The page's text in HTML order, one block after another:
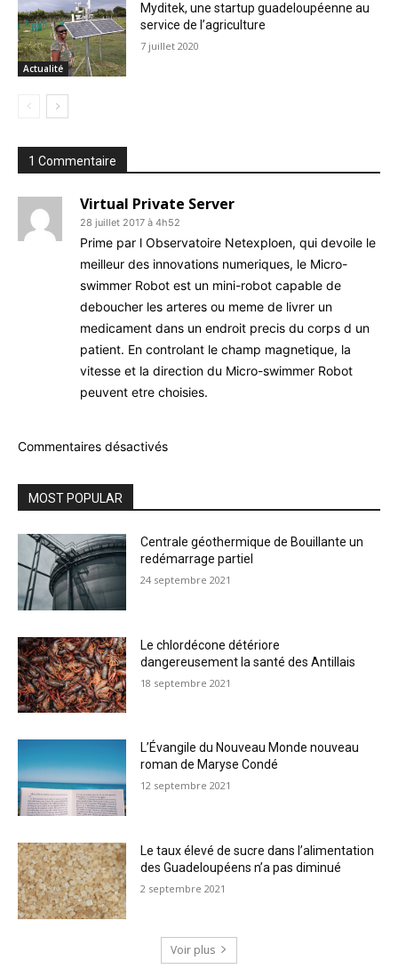
Actualité
Myditek, une startup guadeloupéenne au
service de l’agriculture
7 juillet 2020
1 Commentaire
Virtual Private Server
28 juillet 2017 à 4h52
Prime par l Observatoire Netexploen, qui devoile le
meilleur des innovations numeriques, le Micro-
swimmer Robot est un mini-robot capable de
deboucher les arteres ou meme de livrer un
medicament dans un endroit precis du corps d un
patient. En controlant le champ magnetique, la
vitesse et la direction du Micro-swimmer Robot
peuvent etre choisies.
Commentaires désactivés
MOST POPULAR
Centrale géothermique de Bouillante un
redémarrage partiel
24 septembre 2021
Le chlordécone détériore
dangereusement la santé des Antillais
18 septembre 2021
L’Évangile du Nouveau Monde nouveau
roman de Maryse Condé
12 septembre 2021
Le taux élevé de sucre dans l’alimentation
des Guadeloupéens n’a pas diminué
2 septembre 2021
Voir plus